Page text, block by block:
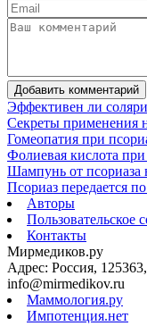
Добавить комментарий
Эффективен ли
Секреты применения
Гомеопатия при
Фолиевая кислота при
Шампунь от псориаза
Псориаз передается
Авторы
Пользовательское
Контакты
Мирмедиков.ру
Адрес: Россия,
info@mirmedikov.ru
Маммология.ру
Импотенция.нет